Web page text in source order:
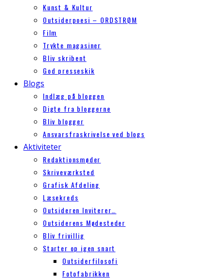
Kunst & Kultur
Outsiderpoesi – ORDSTRØM
Film
Trykte magasiner
Bliv skribent
God presseskik
Blogs
Indlæg på bloggen
Digte fra bloggerne
Bliv blogger
Ansvarsfraskrivelse ved blogs
Aktiviteter
Redaktionsmøder
Skriveværksted
Grafisk Afdeling
Læsekreds
Outsideren Inviterer…
Outsiderens Mødesteder
Bliv frivillig
Starter op igen snart
Outsiderfilosofi
Fotofabrikken